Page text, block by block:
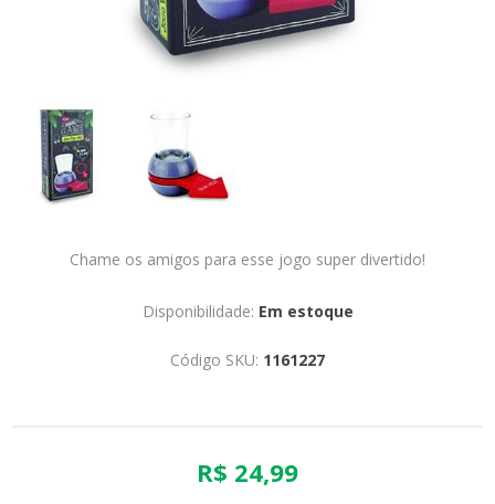
Chame os amigos para esse jogo super divertido!
Disponibilidade: Em estoque
Código SKU: 1161227
R$ 24,99